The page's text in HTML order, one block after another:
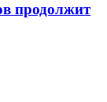
продолжит